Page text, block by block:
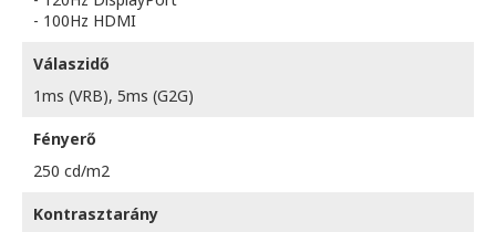
- 100Hz HDMI
Válaszidő
1ms (VRB), 5ms (G2G)
Fényerő
250 cd/m2
Kontrasztarány